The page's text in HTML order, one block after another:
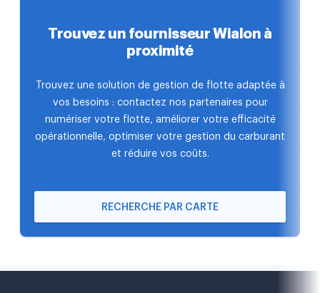
Trouvez un fournisseur Wialon à
proximité
Trouvez une solution de gestion de flotte adaptée à
vos besoins : contactez nos partenaires pour
numériser votre flotte, améliorer votre efficacité
opérationnelle, optimiser votre gestion du carburant
et réduire vos coûts.
RECHERCHE PAR CARTE